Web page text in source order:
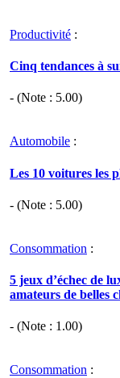
Productivité :
Cinq tendances à
- (Note : 5.00)
Automobile :
Les 10 voitures les
- (Note : 5.00)
Consommation :
5 jeux d’échec de
amateurs de belles
- (Note : 1.00)
Consommation :